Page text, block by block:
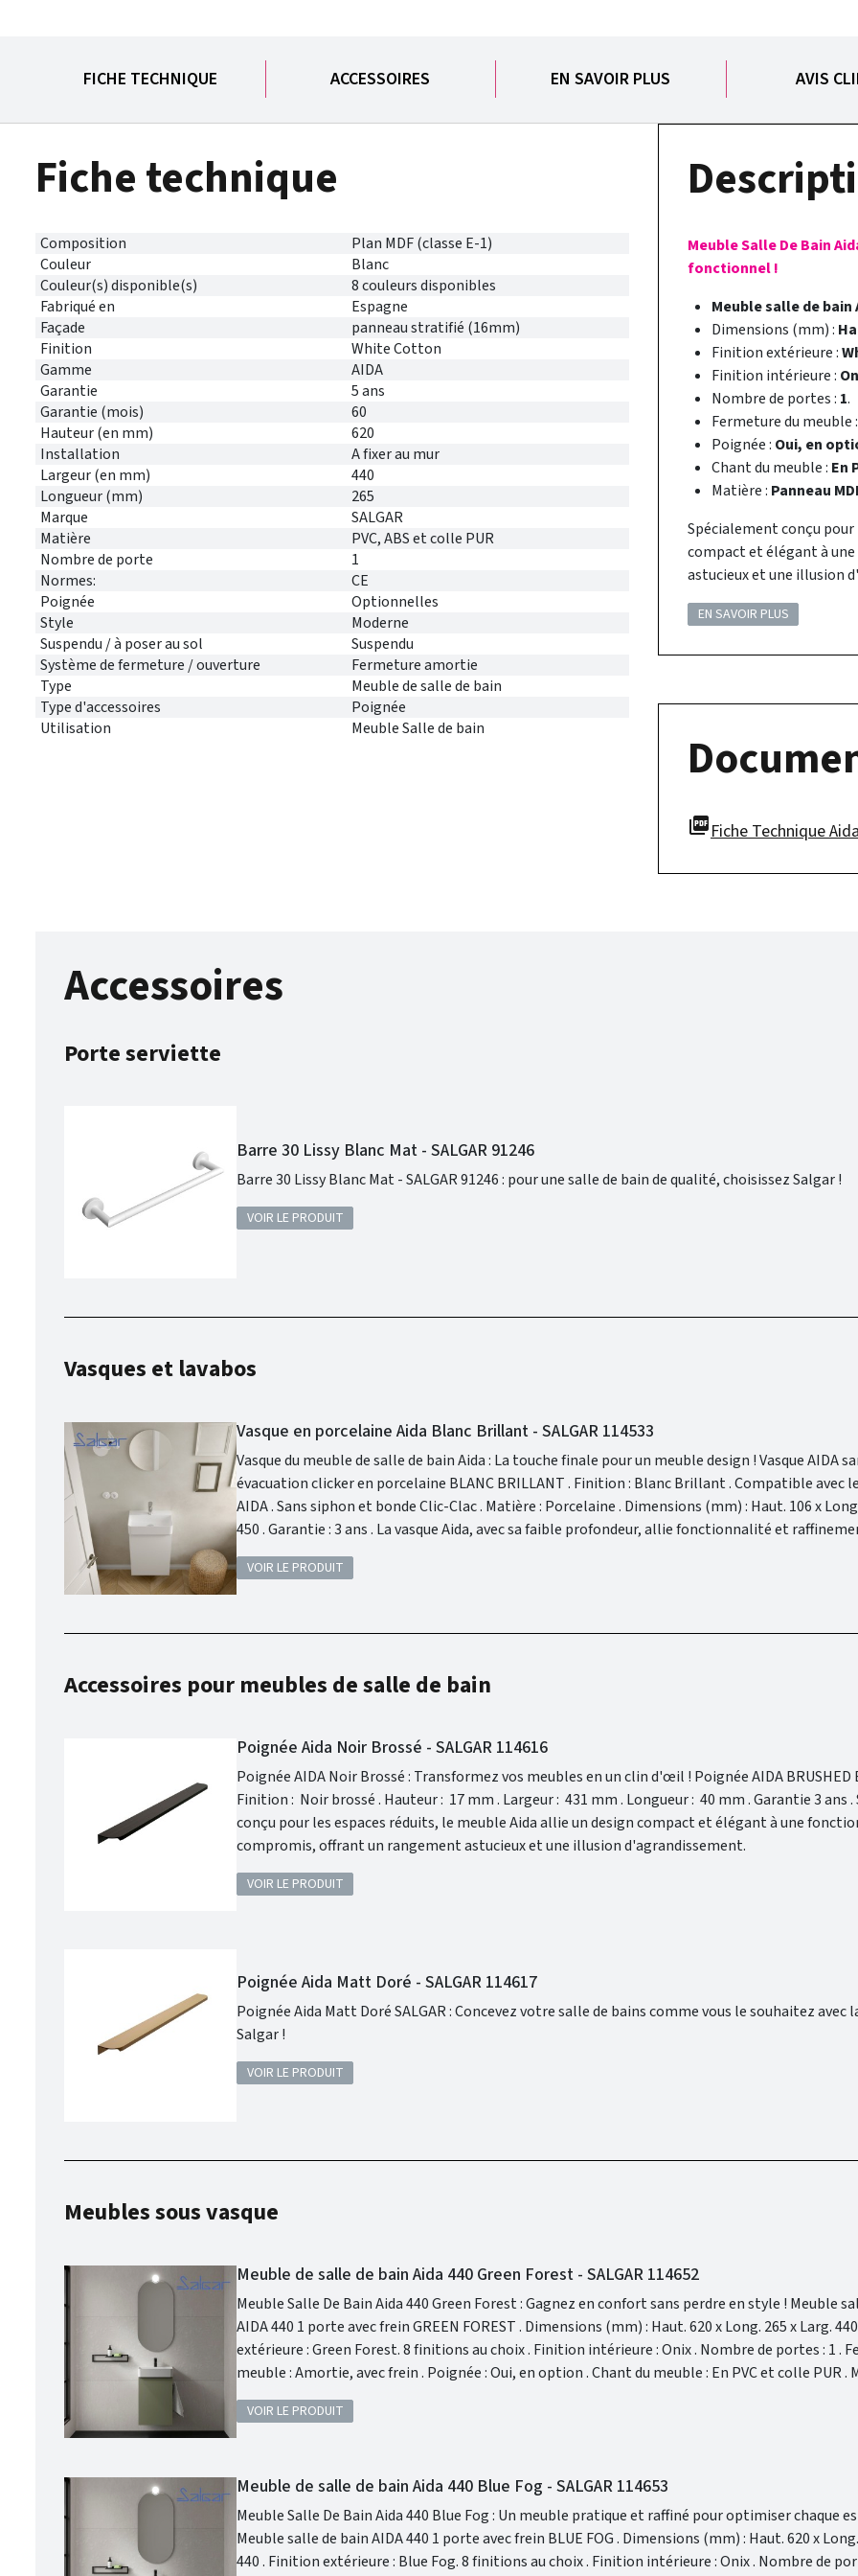
FICHE TECHNIQUE ACCESSOIRES EN SAVOIR PLUS AVIS
Fiche technique
Composition
Plan MDF (classe E-1)
Couleur
Blanc
Couleur(s) disponible(s)
8 couleurs disponibles
Fabriqué en
Espagne
Façade
panneau stratifié (16mm)
Finition
White Cotton
Gamme
AIDA
Garantie
5 ans
Garantie (mois)
60
Hauteur (en mm)
620
Installation
A fixer au mur
Largeur (en mm)
440
Longueur (mm)
265
Marque
SALGAR
Matière
PVC, ABS et colle PUR
Nombre de porte
1
Normes:
CE
Poignée
Optionnelles
Style
Moderne
Suspendu / à poser au sol
Suspendu
Système de fermeture / ouverture
Fermeture amortie
Type
Meuble de salle de bain
Type d'accessoires
Poignée
Utilisation
Meuble Salle de bain
Meuble Salle De Bain
fonctionnel !
Meuble salle de bain
Dimensions (mm) :
Finition extérieure :
Finition intérieure :
Nombre de portes : 1.
Fermeture du meuble :
Poignée : Oui, en
Chant du meuble : En
Matière : Panneau
Spécialement conçu pour
compact et élégant à
astucieux et une illusion
EN SAVOIR PLUS
picture_as_pdfFiche Technique
Accessoires
Porte serviette
Barre 30 Lissy Blanc Mat - SALGAR 91246
Barre 30 Lissy Blanc Mat - SALGAR 91246 : pour une salle de bain de qualité, choisissez Salgar !
VOIR LE PRODUIT
Vasques et lavabos
Vasque en porcelaine Aida Blanc Brillant - SALGAR 114533
Vasque du meuble de salle de bain Aida : La touche finale pour un meuble design ! Vasque AIDA sans siphon ni
évacuation clicker en porcelaine BLANC BRILLANT . Finition : Blanc Brillant . Compatible avec le meuble
AIDA . Sans siphon et bonde Clic-Clac . Matière : Porcelaine . Dimensions (mm) : Haut. 106 x Long. 295 x Larg.
450 . Garantie : 3 ans . La vasque Aida, avec sa faible profondeur, allie fonctionnalité et raffinement. Son
design élégant et sa conception haut de gamme en font bien plus qu’un simple élément
devient une pièce maîtresse qui sublime l’esthétique de votre salle de bains, créant une
VOIR LE PRODUIT
Accessoires pour meubles de salle de bain
Poignée Aida Noir Brossé - SALGAR 114616
Poignée AIDA Noir Brossé : Transformez vos meubles en un clin d'œil ! Poignée AIDA BRUSHED BLACK .
Finition : Noir brossé . Hauteur : 17 mm . Largeur : 431 mm . Longueur : 40 mm . Garantie 3 ans . Spécialement
conçu pour les espaces réduits, le meuble Aida allie un design compact et élégant à une
compromis, offrant un rangement astucieux et une illusion d'agrandissement.
VOIR LE PRODUIT
Poignée Aida Matt Doré - SALGAR 114617
Poignée Aida Matt Doré SALGAR : Concevez votre salle de bains comme vous le souhaitez avec la qualité
Salgar !
VOIR LE PRODUIT
Meubles sous vasque
Meuble de salle de bain Aida 440 Green Forest - SALGAR 114652
Meuble Salle De Bain Aida 440 Green Forest : Gagnez en confort sans perdre en style ! Meuble salle de bain
AIDA 440 1 porte avec frein GREEN FOREST . Dimensions (mm) : Haut. 620 x Long. 265 x Larg. 440 . Finition
extérieure : Green Forest. 8 finitions au choix . Finition intérieure : Onix . Nombre de portes : 1 . Fermeture du
meuble : Amortie, avec frein . Poignée : Oui, en option . Chant du meuble : En PVC et colle PUR . Matière :
Panneau MDF (classe E-1) . Spécialement conçu pour les espaces réduits, le meuble Aida allie un design
compact et élégant à une fonctionnalité sans compromis, offrant un rangement astucieux et
VOIR LE PRODUIT
Meuble de salle de bain Aida 440 Blue Fog - SALGAR 114653
Meuble Salle De Bain Aida 440 Blue Fog : Un meuble pratique et raffiné pour optimiser chaque
Meuble salle de bain AIDA 440 1 porte avec frein BLUE FOG . Dimensions (mm) : Haut. 620 x Long. 265 x Larg.
440 . Finition extérieure : Blue Fog. 8 finitions au choix . Finition intérieure : Onix . Nombre de portes : 1 .